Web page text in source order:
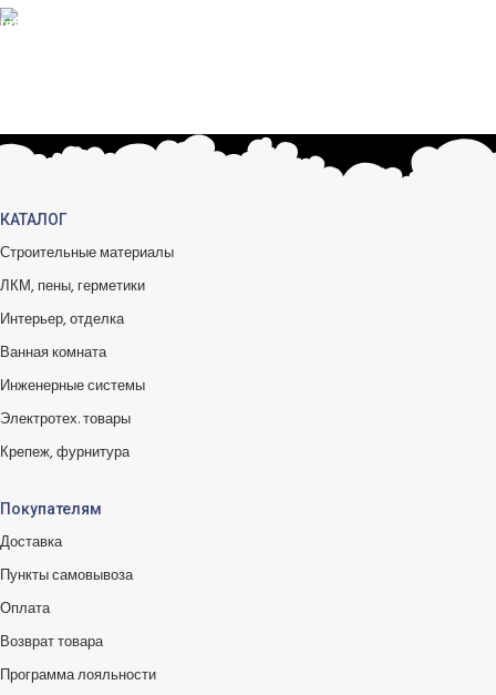
КАТАЛОГ
Строительные материалы
ЛКМ, пены, герметики
Интерьер, отделка
Ванная комната
Инженерные системы
Электротех. товары
Крепеж, фурнитура
Покупателям
Доставка
Пункты самовывоза
Оплата
Возврат товара
Программа лояльности